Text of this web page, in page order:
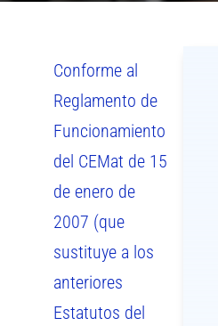
Conforme al
Reglamento de
Funcionamiento
del CEMat de 15
de enero de
2007 (que
sustituye a los
anteriores
Estatutos del